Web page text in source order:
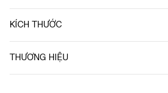
KÍCH THƯỚC
THƯƠNG HIỆU